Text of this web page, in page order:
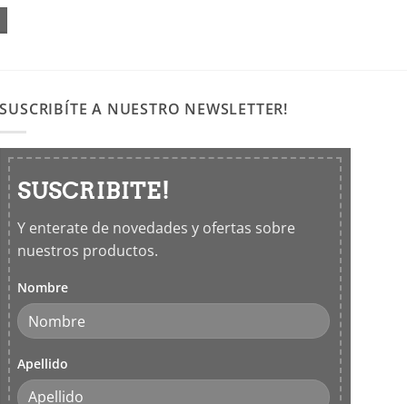
SUSCRIBÍTE A NUESTRO NEWSLETTER!
SUSCRIBITE!
Y enterate de novedades y ofertas sobre
nuestros productos.
Nombre
Apellido